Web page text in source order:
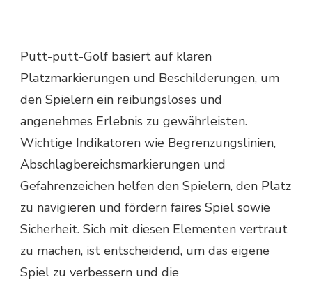
Putt-putt-Golf basiert auf klaren
Platzmarkierungen und Beschilderungen, um
den Spielern ein reibungsloses und
angenehmes Erlebnis zu gewährleisten.
Wichtige Indikatoren wie Begrenzungslinien,
Abschlagbereichsmarkierungen und
Gefahrenzeichen helfen den Spielern, den Platz
zu navigieren und fördern faires Spiel sowie
Sicherheit. Sich mit diesen Elementen vertraut
zu machen, ist entscheidend, um das eigene
Spiel zu verbessern und die